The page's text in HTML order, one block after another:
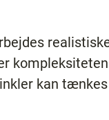
kan tænkes